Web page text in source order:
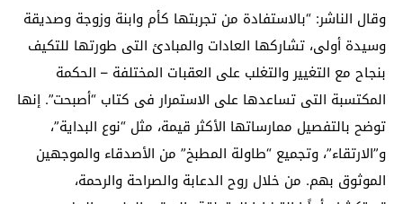
وقال الناشر: “بالاستفادة من تجربتها كأم وابنة وزوجة وصديقة
وسيدة أولى، تشاركها العادات والمبادئ التى طورتها للتكيف
بنجاح مع التغيير والتغلب على العقبات المختلفة – الحكمة
المكتسبة التى تساعدها على الاستمرار فى كتاب “أصبحت”. إنها
توضح بالتفصيل ممارساتها الأكثر قيمة، مثل “نوع البداية”،
و”الارتقاء”، وتجميع “طاولة المطبخ” من الأصدقاء والموجهين
الموثوق بهم. من خلال روح الدعابة والصراحة والرحمة،